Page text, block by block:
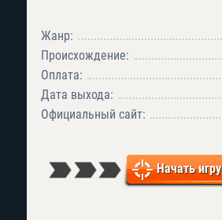
Жанр:
Происхождение:
Оплата:
Дата выхода:
Официальный сайт:
Начать игру